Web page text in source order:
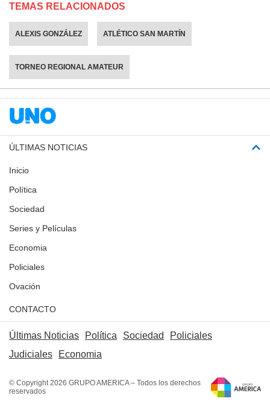
TEMAS RELACIONADOS
ALEXIS GONZÁLEZ ATLÉTICO SAN MARTÍN
TORNEO REGIONAL AMATEUR
ÚLTIMAS NOTICIAS
Inicio
Política
Sociedad
Series y Películas
Economia
Policiales
Ovación
CONTACTO
Últimas Noticias Política Sociedad
Policiales
Judiciales
Economia
© Copyright 2026 GRUPO AMERICA – Todos los derechos
reservados